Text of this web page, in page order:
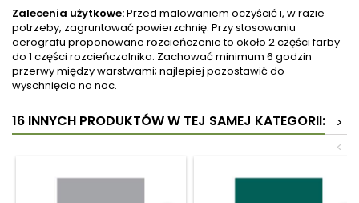
Zalecenia użytkowe:Przed malowaniem oczyścić i, w razie
potrzeby, zagruntować powierzchnię. Przy stosowaniu
aerografu proponowane rozcieńczenie to około 2 części farby
do 1 części rozcieńczalnika. Zachować minimum 6 godzin
przerwy między warstwami; najlepiej pozostawić do
wyschnięcia na noc.
16 INNYCH PRODUKTÓW W TEJ SAMEJ KATEGORII:
>
<